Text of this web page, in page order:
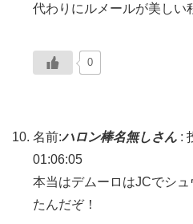
代わりにルメールが美しい
0
名前:ハロン棒名無しさん :
01:06:05
本当はデムーロはJCでシ
たんだぞ！